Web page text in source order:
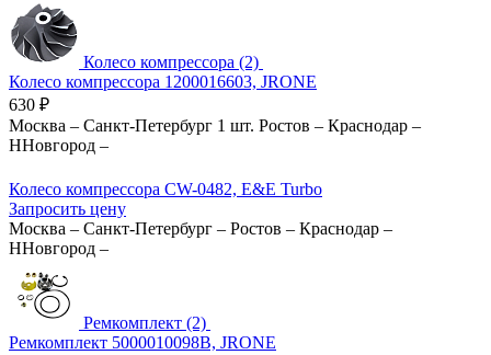
Колесо компрессора (2)
Колесо компрессора 1200016603, JRONE
630 ₽
Москва – Санкт-Петербург 1 шт. Ростов – Краснодар –
ННовгород –
Колесо компрессора CW-0482, E&E Turbo
Запросить цену
Москва – Санкт-Петербург – Ростов – Краснодар –
ННовгород –
Ремкомплект (2)
Ремкомплект 5000010098B, JRONE